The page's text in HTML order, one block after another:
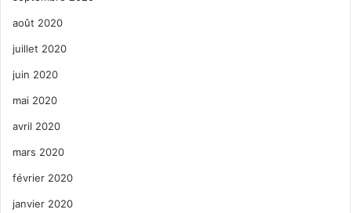
août 2020
juillet 2020
juin 2020
mai 2020
avril 2020
mars 2020
février 2020
janvier 2020